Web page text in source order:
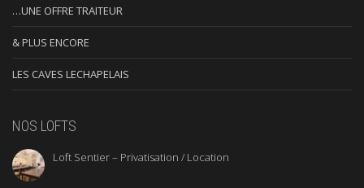
…UNE OFFRE TRAITEUR
& PLUS ENCORE
LES CAVES LECHAPELAIS
NOS LOFTS
Loft Sentier – Privatisation / Location